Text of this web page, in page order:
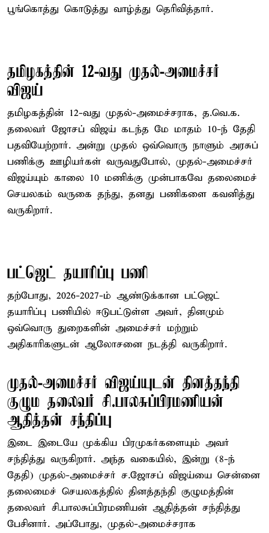
பூங்கொத்து கொடுத்து வாழ்த்து தெரிவித்தார்.
தமிழகத்தின் 12-வது முதல்-அமைச்சர்
விஜய்
தமிழகத்தின் 12-வது முதல்-அமைச்சராக, த.வெ.க.
தலைவர் ஜோசப் விஜய் கடந்த மே மாதம் 10-ந் தேதி
பதவியேற்றார். அன்று முதல் ஒவ்வொரு நாளும் அரசுப்
பணிக்கு ஊழியர்கள் வருவதுபோல், முதல்-அமைச்சர்
விஜய்யும் காலை 10 மணிக்கு முன்பாகவே தலைமைச்
செயலகம் வருகை தந்து, தனது பணிகளை கவனித்து
வருகிறார்.
பட்ஜெட் தயாரிப்பு பணி
தற்போது, 2026-2027-ம் ஆண்டுக்கான பட்ஜெட்
தயாரிப்பு பணியில் ஈடுபட்டுள்ள அவர், தினமும்
ஒவ்வொரு துறைகளின் அமைச்சர் மற்றும்
அதிகாரிகளுடன் ஆலோசனை நடத்தி வருகிறார்.
முதல்-அமைச்சர் விஜய்யுடன் தினத்தந்தி
குழும தலைவர் சி.பாலசுப்பிரமணியன்
ஆதித்தன் சந்திப்பு
இடை இடையே முக்கிய பிரமுகர்களையும் அவர்
சந்தித்து வருகிறார். அந்த வகையில், இன்று (8-ந்
தேதி) முதல்-அமைச்சர் ச.ஜோசப் விஜய்யை சென்னை
தலைமைச் செயலகத்தில் தினத்தந்தி குழுமத்தின்
தலைவர் சி.பாலசுப்பிரமணியன் ஆதித்தன் சந்தித்து
பேசினார். அப்போது, முதல்-அமைச்சராக